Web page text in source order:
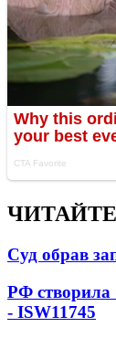
Суд обрав
РФ створила
- ISW11745